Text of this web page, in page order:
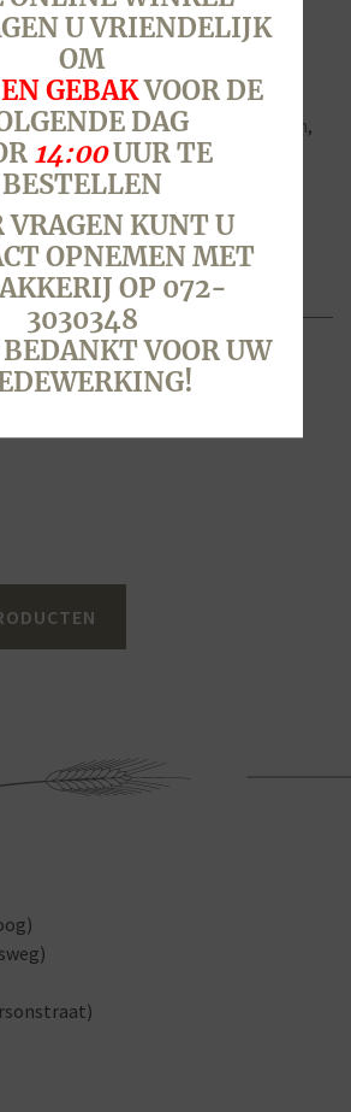
Koek & Cake Tags:boekweit brokken,
o.a. haver en boekweit en
U VRIENDELIJK
OM
GEBAKVOOR DE
DAG
14:00UUR TE
BESTELLEN
VRAGEN KUNT U
OPNEMEN MET
OP 072-
3030348
VOOR UW